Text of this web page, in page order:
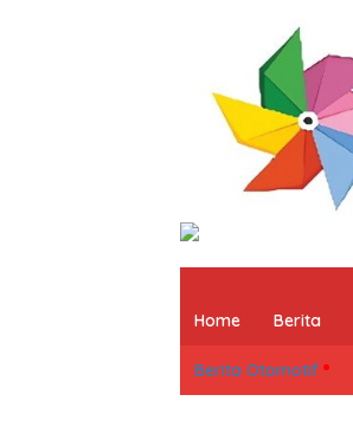
Home Berita
Berita Otomotif